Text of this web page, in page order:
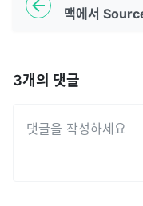
맥에서
3개의 댓글